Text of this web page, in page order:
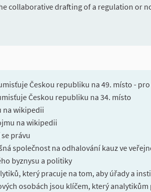
collaborative drafting of a regulation or
link)
Českou republiku na 49. místo -
link)
Českou republiku na 34. místo
na wikipedii
na wikipedii
právu
společnost na odhalování kauz ve
byznysu a politiky
který pracuje na tom, aby úřady a
osobách jsou klíčem, který